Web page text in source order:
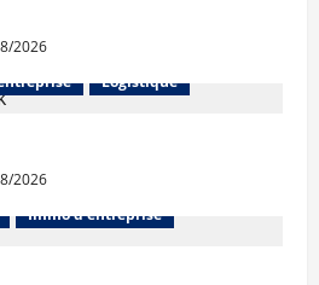
2026
Logistique
2026
Immo d'entreprise